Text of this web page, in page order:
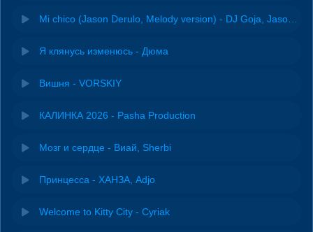
Я клянусь изменюсь - Дюма
Вишня - VORSKIY
КАЛИНКА 2026 - Pasha Production
Мозг и сердце - Виай, Sherbi
Принцесса - ХАНЗА, Adjo
Welcome to Kitty City - Cyriak